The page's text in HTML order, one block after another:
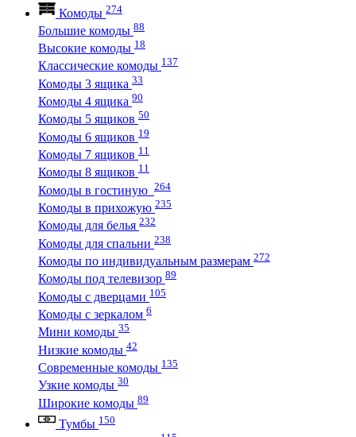
Комоды 274
Большие комоды 88
Высокие комоды 18
Классические комоды 137
Комоды 3 ящика 33
Комоды 4 ящика 90
Комоды 5 ящиков 50
Комоды 6 ящиков 19
Комоды 7 ящиков 11
Комоды 8 ящиков 11
Комоды в гостиную 264
Комоды в прихожую 235
Комоды для белья 232
Комоды для спальни 238
Комоды по индивидуальным размерам 272
Комоды под телевизор 89
Комоды с дверцами 105
Комоды с зеркалом 6
Мини комоды 35
Низкие комоды 42
Современные комоды 135
Узкие комоды 30
Широкие комоды 89
Тумбы 150